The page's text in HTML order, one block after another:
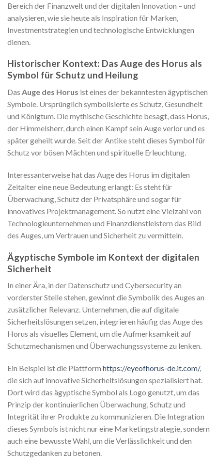
Bereich der Finanzwelt und der digitalen Innovation – und
analysieren, wie sie heute als Inspiration für Marken,
Investmentstrategien und technologische Entwicklungen
dienen.
Historischer Kontext: Das Auge des Horus als
Symbol für Schutz und Heilung
Das Auge des Horus ist eines der bekanntesten ägyptischen
Symbole. Ursprünglich symbolisierte es Schutz, Gesundheit
und Königtum. Die mythische Geschichte besagt, dass Horus,
der Himmelsherr, durch einen Kampf sein Auge verlor und es
später geheilt wurde. Seit der Antike steht dieses Symbol für
Schutz vor bösen Mächten und spirituelle Erleuchtung.
Interessanterweise hat das Auge des Horus im digitalen
Zeitalter eine neue Bedeutung erlangt: Es steht für
Überwachung, Schutz der Privatsphäre und sogar für
innovatives Projektmanagement. So nutzt eine Vielzahl von
Technologieunternehmen und Finanzdienstleistern das Bild
des Auges, um Vertrauen und Sicherheit zu vermitteln.
Ägyptische Symbole im Kontext der digitalen
Sicherheit
In einer Ära, in der Datenschutz und Cybersecurity an
vorderster Stelle stehen, gewinnt die Symbolik des Auges an
zusätzlicher Relevanz. Unternehmen, die auf digitale
Sicherheitslösungen setzen, integrieren häufig das Auge des
Horus als visuelles Element, um die Aufmerksamkeit auf
Schutzmechanismen und Überwachungssysteme zu lenken.
Ein Beispiel ist die Plattform https://eyeofhorus-de.it.com/,
die sich auf innovative Sicherheitslösungen spezialisiert hat.
Dort wird das ägyptische Symbol als Logo genutzt, um das
Prinzip der kontinuierlichen Überwachung, Schutz und
Integrität ihrer Produkte zu kommunizieren. Die Integration
dieses Symbols ist nicht nur eine Marketingstrategie, sondern
auch eine bewusste Wahl, um die Verlässlichkeit und den
Schutzgedanken zu betonen.